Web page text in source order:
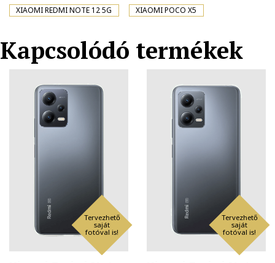
XIAOMI REDMI NOTE 12 5G XIAOMI POCO X5
Kapcsolódó termékek
Tervezhető
saját
fotóval is!
Tervezhető
saját
fotóval is!